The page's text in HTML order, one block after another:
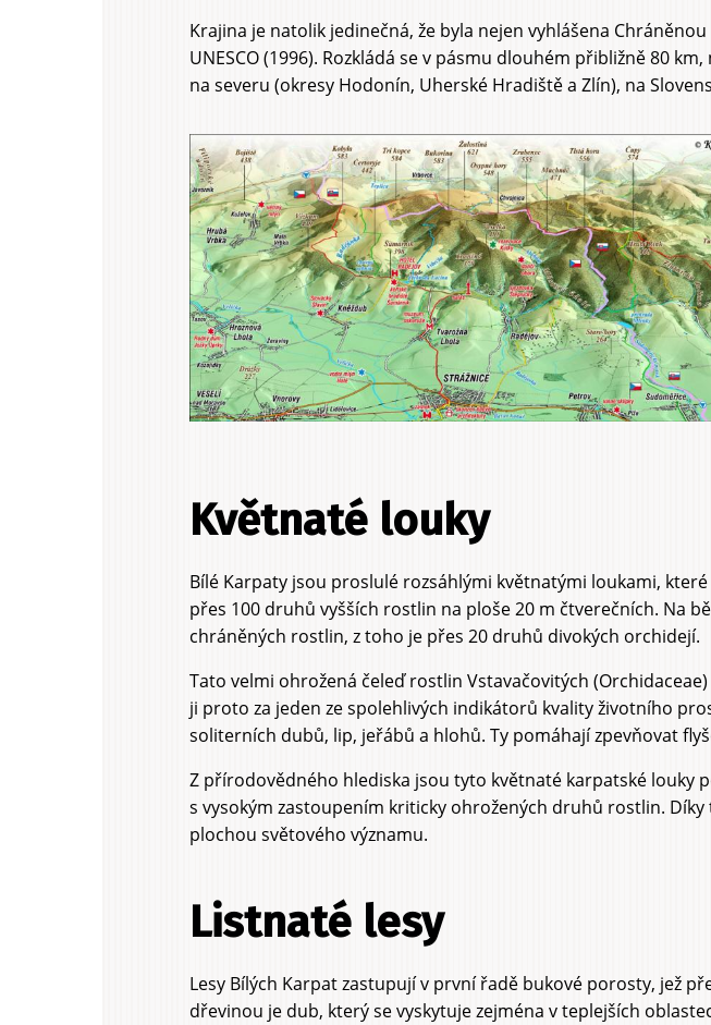
Krajina je natolik jedinečná, že byla nejen vyhlášena
UNESCO (1996). Rozkládá se v pásmu dlouhém přibližně 80
na severu (okresy Hodonín, Uherské Hradiště a Zlín), na
Květnaté louky
Bílé Karpaty jsou proslulé rozsáhlými květnatými loukami,
přes 100 druhů vyšších rostlin na ploše 20 m čtverečních. Na
chráněných rostlin, z toho je přes 20 druhů divokých orchidejí.
Tato velmi ohrožená čeleď rostlin Vstavačovitých
ji proto za jeden ze spolehlivých indikátorů kvality životního
soliterních dubů, lip, jeřábů a hlohů. Ty pomáhají zpevňovat
Z přírodovědného hlediska jsou tyto květnaté karpatské
s vysokým zastoupením kriticky ohrožených druhů rostlin.
plochou světového významu.
Listnaté lesy
Lesy Bílých Karpat zastupují v první řadě bukové porosty, jež
dřevinou je dub, který se vyskytuje zejména v teplejších